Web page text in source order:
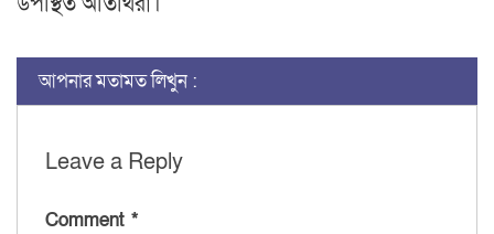
আপনার মতামত লিখুন :
Leave a Reply
Comment *